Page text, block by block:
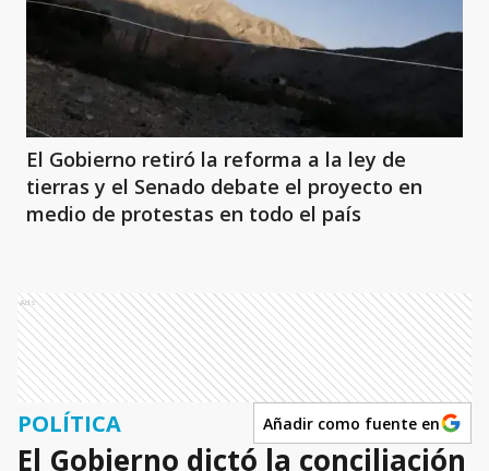
El Gobierno retiró la reforma a la ley de
tierras y el Senado debate el proyecto en
medio de protestas en todo el país
Ads
POLÍTICA Añadir como fuente en
El Gobierno dictó la conciliación